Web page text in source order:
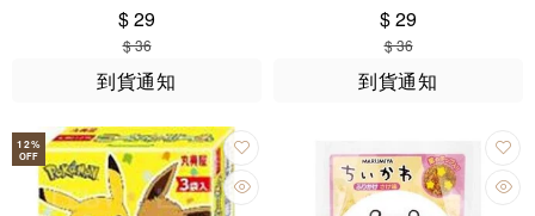
$ 29
$ 36
到貨通知
$ 29
$ 36
到貨通知
12%
OFF